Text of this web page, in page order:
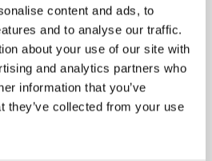
content and ads, to
and to analyse our traffic.
about your use of our site with
and analytics partners who
information that you’ve
they’ve collected from your use
Phone
to call us to find the
you for your stay
with us.